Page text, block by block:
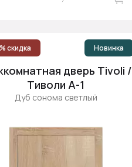
скидка Новинка
дверь Tivoli /
Тиволи А-1
Дуб сонома светлый